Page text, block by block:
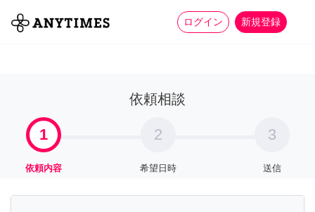
ログイン 新規登録
全て 家事 more_horiz
依頼相談
1
依頼内容
2
希望日時
3
送信